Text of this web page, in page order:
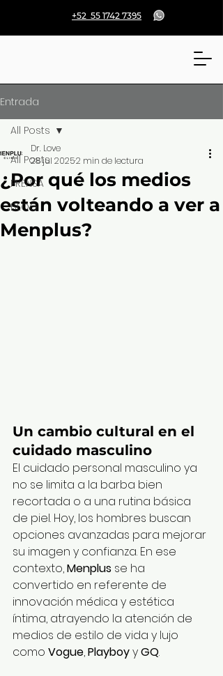
+52 55 1742 7395
Entrada
All Posts
PRENSA
BLOG
All Posts
¿Por qué los medios
están volteando a ver a
Menplus?
Dr. Love
28 jul 20252 min de lectura
Un cambio cultural en el
cuidado masculino
El cuidado personal masculino ya
no se limita a la barba bien
recortada o a una rutina básica
de piel. Hoy, los hombres buscan
opciones avanzadas para mejorar
su imagen y confianza. En ese
contexto, Menplus se ha
convertido en referente de
innovación médica y estética
íntima, atrayendo la atención de
medios de estilo de vida y lujo
como Vogue, Playboy y GQ.